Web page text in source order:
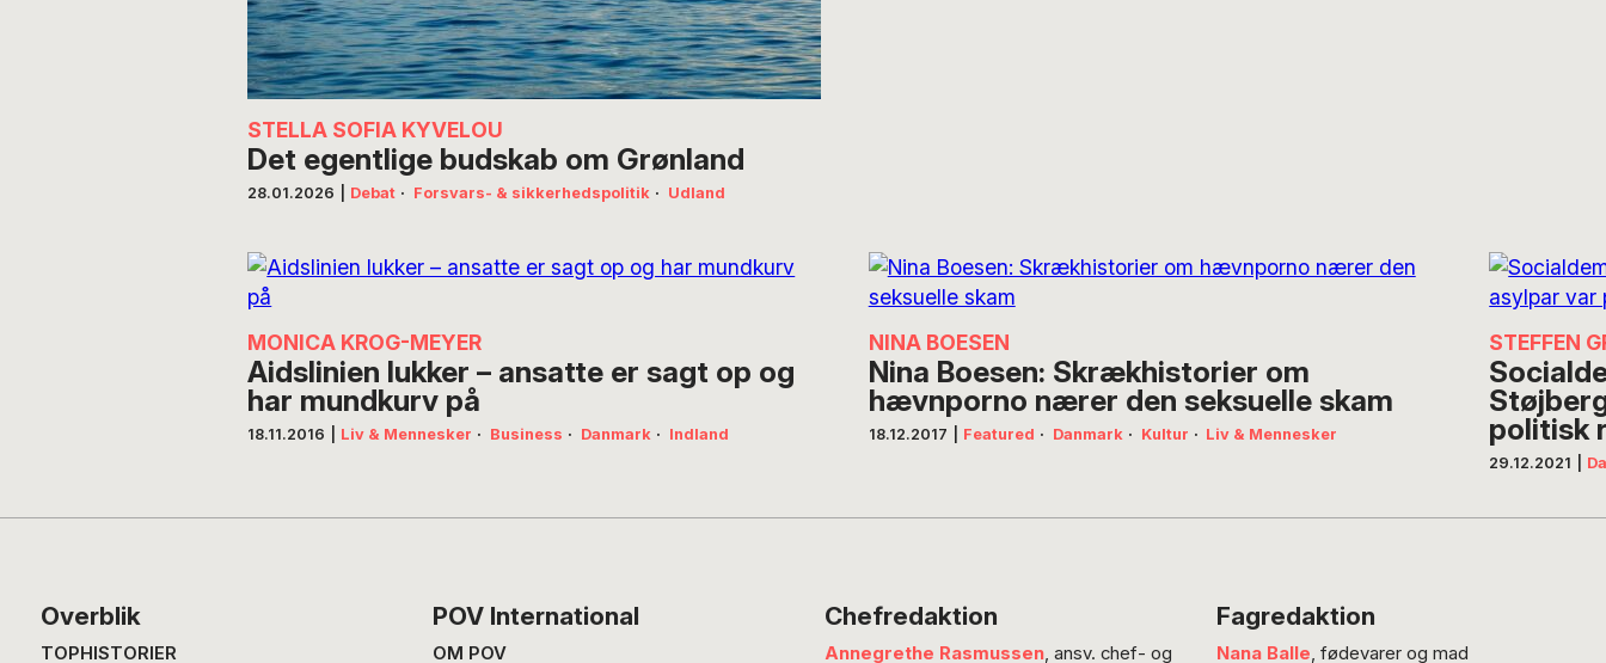
STELLA SOFIA KYVELOU
Det egentlige budskab om Grønland
28.01.2026 Debat · Forsvars- & sikkerhedspolitik · Udland
MONICA KROG-MEYER
Aidslinien lukker – ansatte er sagt op og
har mundkurv på
18.11.2016 Liv & Mennesker · Business · Danmark · Indland
NINA BOESEN
Nina Boesen: Skrækhistorier om
hævnporno nærer den seksuelle skam
18.12.2017 Featured · Danmark · Kultur · Liv & Mennesker
STEFFEN
politisk
29.12.2021
Footer
Overblik
TOPHISTORIER
POV International
OM POV
Chefredaktion
Annegrethe Rasmussen, ansv. chef- og
Fagredaktion
Nana Balle, fødevarer og mad